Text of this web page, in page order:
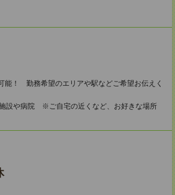
能！ 勤務希望のエリアや駅などご希望お伝えく
設や病院 ※ご自宅の近くなど、お好きな場所